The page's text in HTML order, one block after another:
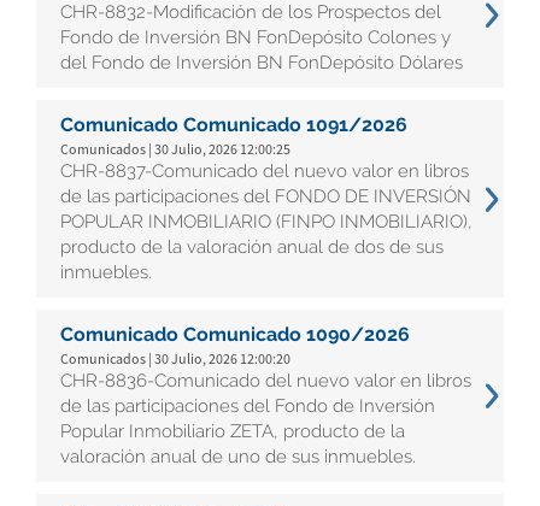
CHR-8832-Modificación de los Prospectos del
Fondo de Inversión BN FonDepósito Colones y
del Fondo de Inversión BN FonDepósito Dólares
Comunicado Comunicado 1091/2026
Comunicados | 30 Julio, 2026 12:00:25
CHR-8837-Comunicado del nuevo valor en libros
de las participaciones del FONDO DE INVERSIÓN
POPULAR INMOBILIARIO (FINPO INMOBILIARIO),
producto de la valoración anual de dos de sus
inmuebles.
Comunicado Comunicado 1090/2026
Comunicados | 30 Julio, 2026 12:00:20
CHR-8836-Comunicado del nuevo valor en libros
de las participaciones del Fondo de Inversión
Popular Inmobiliario ZETA, producto de la
valoración anual de uno de sus inmuebles.